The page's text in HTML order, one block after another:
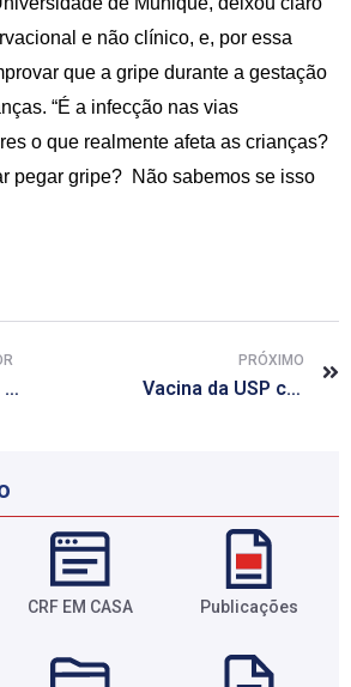
e não clínico, e, por essa
que a gripe durante a gestação
“É a infecção nas vias
o que realmente afeta as crianças?
pegar gripe? Não sabemos se isso
MAMOGRAFIAS ANUAIS NÃO REDUZEM MORTES MAIS QUE EXAMES FÍSICOS
PRÓXIMO
Vacina da USP contra HIV passa em teste com macacos
CRF EM CASA Publicações